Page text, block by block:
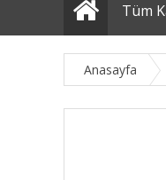
Tüm
Anasayfa